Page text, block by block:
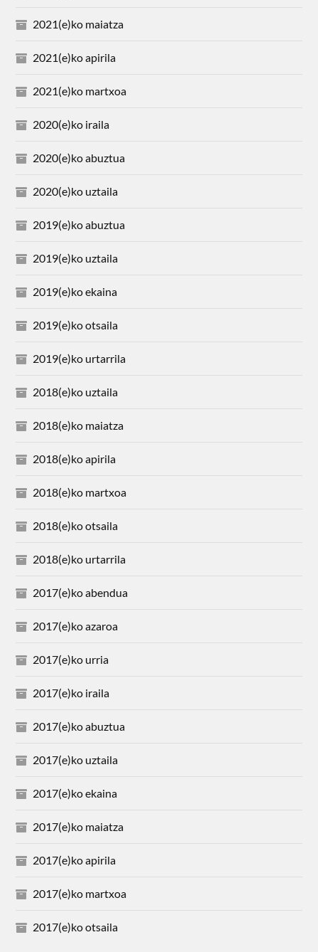
2021(e)ko maiatza
2021(e)ko apirila
2021(e)ko martxoa
2020(e)ko iraila
2020(e)ko abuztua
2020(e)ko uztaila
2019(e)ko abuztua
2019(e)ko uztaila
2019(e)ko ekaina
2019(e)ko otsaila
2019(e)ko urtarrila
2018(e)ko uztaila
2018(e)ko maiatza
2018(e)ko apirila
2018(e)ko martxoa
2018(e)ko otsaila
2018(e)ko urtarrila
2017(e)ko abendua
2017(e)ko azaroa
2017(e)ko urria
2017(e)ko iraila
2017(e)ko abuztua
2017(e)ko uztaila
2017(e)ko ekaina
2017(e)ko maiatza
2017(e)ko apirila
2017(e)ko martxoa
2017(e)ko otsaila